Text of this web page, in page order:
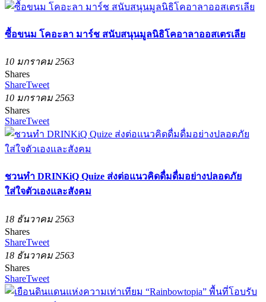
ซื้อขนม โคอะลา มาร์ช สนับสนุนมูลนิธิโคอาลาออสเตรเลีย
10 มกราคม 2563
Shares
ShareTweet
10 มกราคม 2563
Shares
ShareTweet
ชวนทำ DRINKiQ Quize ส่งต่อแนวคิดดื่มดื่มอย่างปลอดภัย
ใส่ใจตัวเองและสังคม
18 ธันวาคม 2563
Shares
ShareTweet
18 ธันวาคม 2563
Shares
ShareTweet